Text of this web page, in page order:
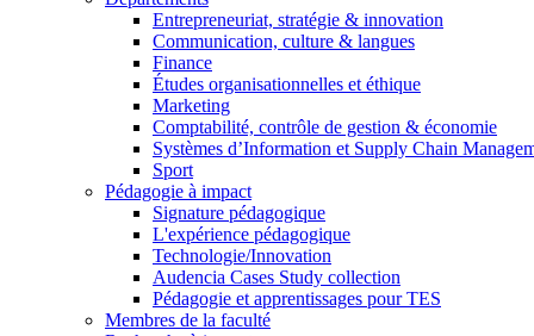
Entrepreneuriat, stratégie & innovation
Communication, culture & langues
Finance
Études organisationnelles et éthique
Marketing
Comptabilité, contrôle de gestion & économie
Systèmes d’Information et Supply Chain
Sport
Pédagogie à impact
Signature pédagogique
L'expérience pédagogique
Technologie/Innovation
Audencia Cases Study collection
Pédagogie et apprentissages pour TES
Membres de la faculté